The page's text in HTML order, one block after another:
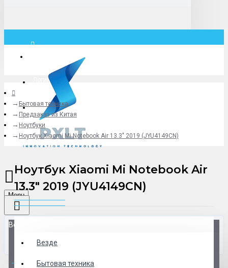
Логин
+79775619766
Menu
Везде
Везде
Бытовая техника
0 товар(ов) - 0 р.
Бытовая техника
Предзаказ из Китая
Ноутбуки
Ноутбук Xiaomi Mi Notebook Air 13.3" 2019 (JYU4149CN)
Ноутбук Xiaomi Mi Notebook Air
13.3" 2019 (JYU4149CN)